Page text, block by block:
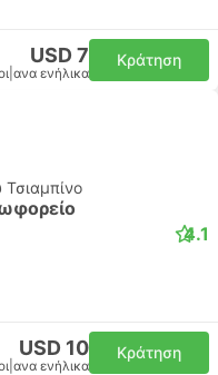
USD 7
ανα ενήλικα
Κράτηση
4.1
USD 10
ανα ενήλικα
Κράτηση